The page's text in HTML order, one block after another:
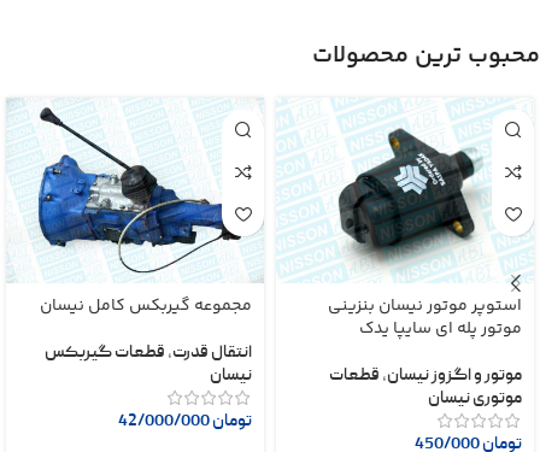
محبوب ترین محصولات
استوپر موتور نیسان بنزینی
موتور پله ای سایپا یدک
موتور و اگزوز نیسان, قطعات
موتوری نیسان
تومان
مجموعه گیربکس کامل نیسان
انتقال قدرت, قطعات گیربکس
نیسان
تومان